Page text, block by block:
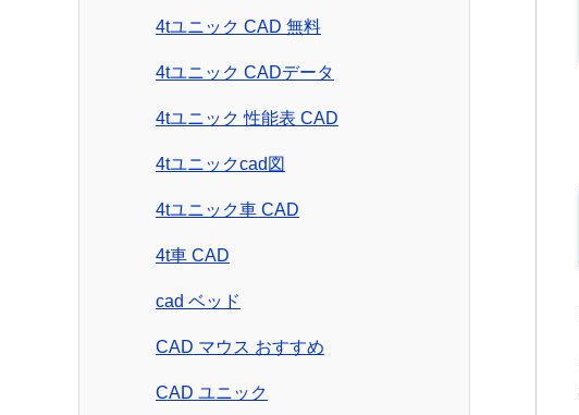
4tユニック CAD 無料
4tユニック CADデータ
4tユニック 性能表 CAD
4tユニックcad図
4tユニック車 CAD
4t車 CAD
cad ベッド
CAD マウス おすすめ
CAD ユニック